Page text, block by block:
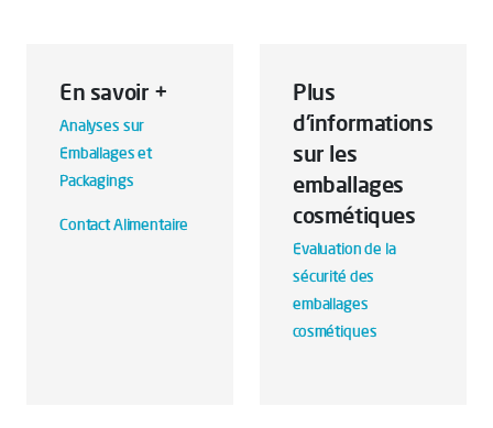
En savoir +
Analyses sur
Emballages et
Packagings
Contact Alimentaire
Plus
d'informations
sur les
emballages
cosmétiques
Evaluation de la
sécurité des
emballages
cosmétiques